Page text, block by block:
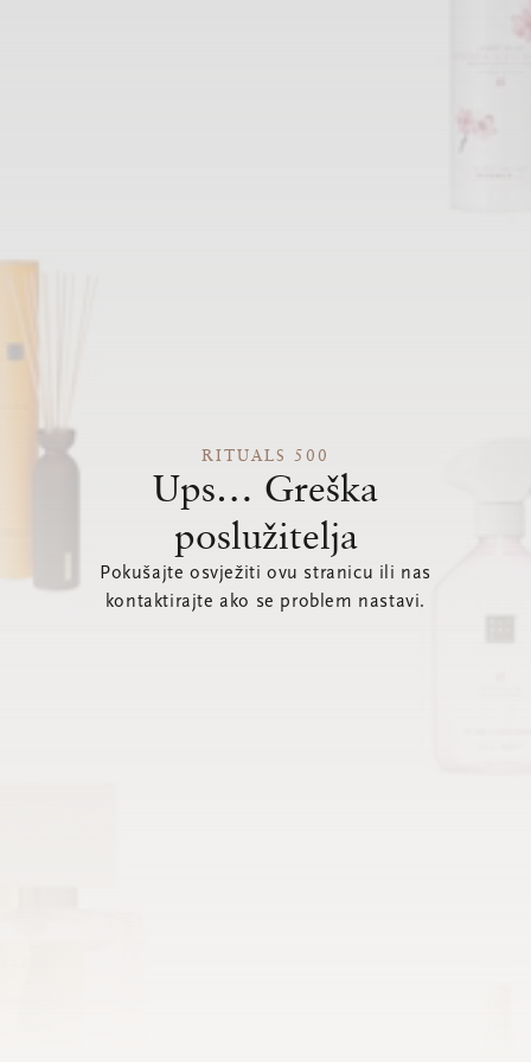
RITUALS 500
Ups… Greška
poslužitelja
Pokušajte osvježiti ovu stranicu ili nas
kontaktirajte ako se problem nastavi.